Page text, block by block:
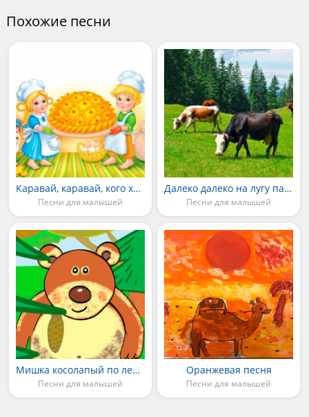
Похожие песни
Каравай, каравай, кого хочешь, выбирай
Песни для малышей
Далеко далеко на лугу пасутся Ко
Песни для малышей
Мишка косолапый по лесу идет
Песни для малышей
Оранжевая песня
Песни для малышей